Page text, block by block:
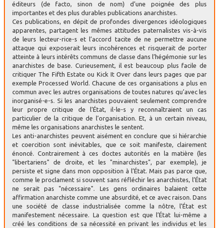
éditeurs (de facto, sinon de nom) d’une poignée des plus
importantes et des plus durables publications anarchistes.
Ces publications, en dépit de profondes divergences idéologiques
apparentes, partagent les mêmes attitudes paternalistes vis-à-vis
de leurs lecteur-rice-s et l’accord tacite de ne permettre aucune
attaque qui exposerait leurs incohérences et risquerait de porter
atteinte à leurs intérêts communs de classe dans l’hégémonie sur les
anarchistes de base. Curieusement, il est beaucoup plus facile de
critiquer The Fifth Estate ou Kick It Over dans leurs pages que par
exemple Processed World. Chacune de ces organisations a plus en
commun avec les autres organisations de toutes natures qu’avec les
inorganisé-e-s. Si les anarchistes pouvaient seulement comprendre
leur propre critique de l’État, il-le-s y reconnaîtraient un cas
particulier de la critique de l’organisation. Et, à un certain niveau,
même les organisations anarchistes le sentent.
Les anti-anarchistes peuvent aisément en conclure que si hiérarchie
et coercition sont inévitables, que ce soit manifeste, clairement
énoncé. Contrairement à ces doctes autorités en la matière (les
"libertariens" de droite, et les "minarchistes", par exemple), je
persiste et signe dans mon opposition à l’État. Mais pas parce que,
comme le proclament si souvent sans réfléchir les anarchistes, l’État
ne serait pas "nécessaire". Les gens ordinaires balaient cette
affirmation anarchiste comme une absurdité, et ce avec raison. Dans
une société de classe industrialisée comme la nôtre, l’État est
manifestement nécessaire. La question est que l’État lui-même a
créé les conditions de sa nécessité en privant les individus et les